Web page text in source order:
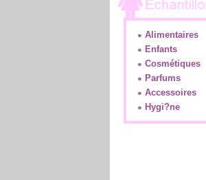
Alimentaires
Enfants
Cosmétiques
Parfums
Accessoires
Hygi?ne